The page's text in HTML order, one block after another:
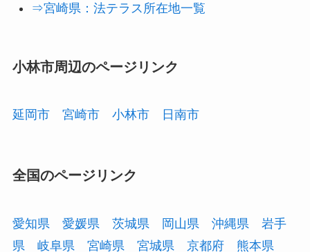
⇒宮崎県：法テラス所在地一覧
小林市周辺のページリンク
延岡市 宮崎市 小林市 日南市
全国のページリンク
愛知県 愛媛県 茨城県 岡山県 沖縄県
岩手
県
岐阜県 宮崎県 宮城県 京都府
熊本県